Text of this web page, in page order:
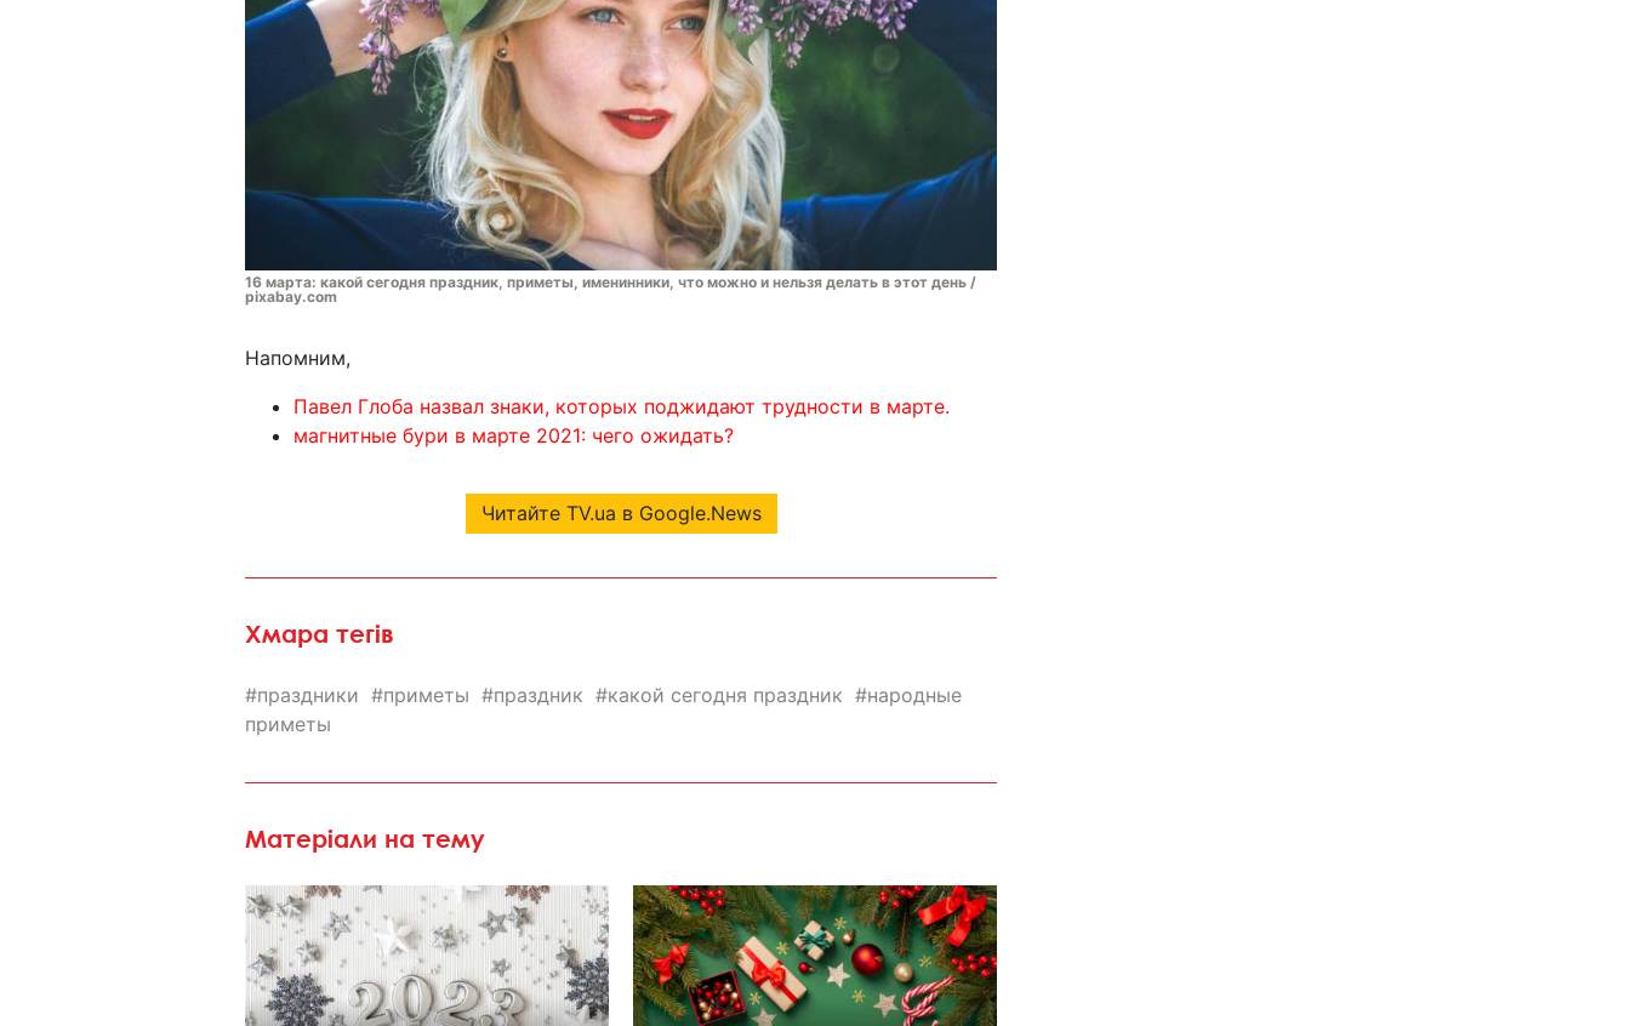
16 марта: какой сегодня праздник, приметы, именинники, что можно и нельзя делать в этот день /
pixabay.com
Напомним,
Павел Глоба назвал знаки, которых поджидают трудности в марте.
магнитные бури в марте 2021: чего ожидать?
Читайте TV.ua в Google.News
Хмара тегів
праздники приметы праздник какой сегодня праздник
народные
приметы
Матеріали на тему